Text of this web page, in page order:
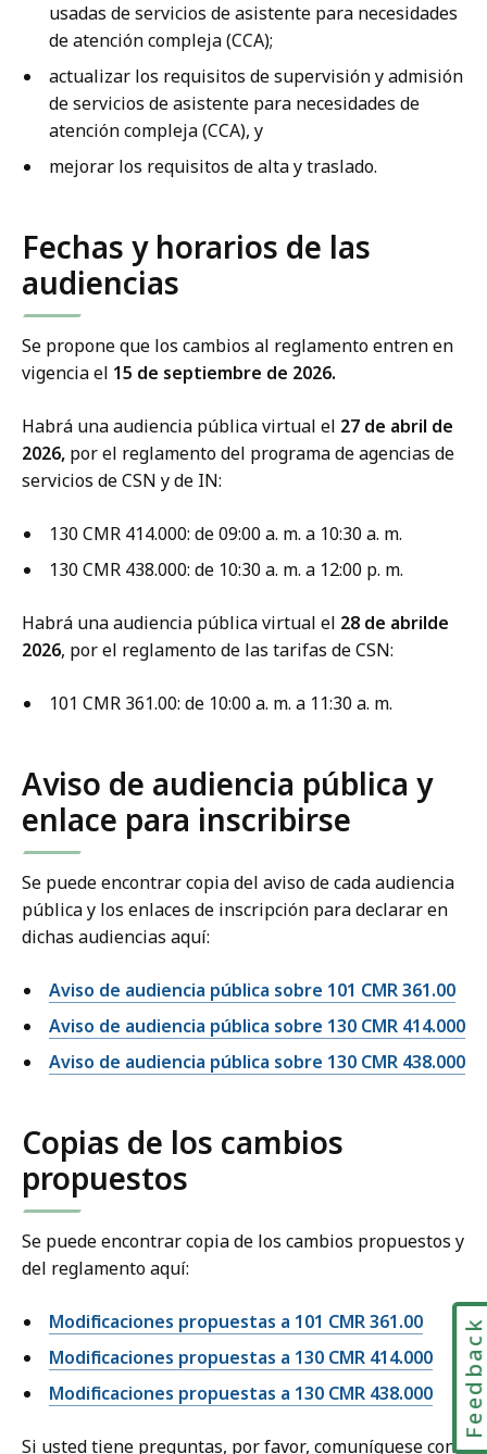
usadas de servicios de asistente para necesidades
de atención compleja (CCA);
actualizar los requisitos de supervisión y admisión
de servicios de asistente para necesidades de
atención compleja (CCA), y
mejorar los requisitos de alta y traslado.
Fechas y horarios de las
audiencias
Se propone que los cambios al reglamento entren en
vigencia el 15 de septiembre de 2026.
Habrá una audiencia pública virtual el 27 de abril de
2026, por el reglamento del programa de agencias de
servicios de CSN y de IN:
130 CMR 414.000: de 09:00 a. m. a 10:30 a. m.
130 CMR 438.000: de 10:30 a. m. a 12:00 p. m.
Habrá una audiencia pública virtual el 28 de abrilde
2026, por el reglamento de las tarifas de CSN:
101 CMR 361.00: de 10:00 a. m. a 11:30 a. m.
Aviso de audiencia pública y
enlace para inscribirse
Se puede encontrar copia del aviso de cada audiencia
pública y los enlaces de inscripción para declarar en
dichas audiencias aquí:
Aviso de audiencia pública sobre 101 CMR 361.00
Aviso de audiencia pública sobre 130 CMR 414.000
Aviso de audiencia pública sobre 130 CMR 438.000
Copias de los cambios
propuestos
Se puede encontrar copia de los cambios propuestos y
del reglamento aquí:
Modificaciones propuestas a 101 CMR 361.00
Modificaciones propuestas a 130 CMR 414.000
Modificaciones propuestas a 130 CMR 438.000
Si usted tiene preguntas, por favor, comuníquese con
Feedback